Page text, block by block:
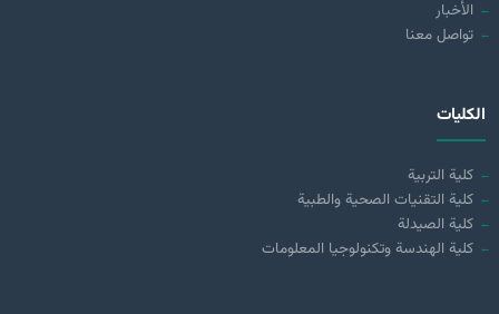
الأخبار
تواصل معنا
الكليات
كلية التربية
كلية التقنيات الصحية والطبية
كلية الصيدلة
كلية الهندسة وتكنولوجيا المعلومات